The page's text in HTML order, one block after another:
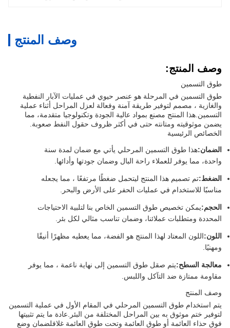
وصف المنتج
وصف المنتج:
طوق التسمين
طوق التسمين في المرحلة هو عنصر حيوي في عمليات الآبار النفطية
والغازية ، مصمم لتوفير طريقة آمنة وفعالة لعزل المراحل أثناء عملية
التسمين.هذا المنتج مصنع بمواد عالية الجودة وتكنولوجيا متقدمة، مما
يضمن موثوقيته ومتانته حتى في أكثر ظروف حقول النفط صعوبة.
الخصائص الرئيسية
الضمان:هذا طوق التسمين المرحلي يأتي مع ضمان لمدة سنة
واحدة، مما يوفر للعملاء راحة البال وضمان جودتها وأدائها.
الضغط:تم تصميم هذا المنتج ليتحمل ضغطًا مرتفعًا ، مما يجعله
مناسبًا للاستخدام في عمليات الحفر على الأرض والبحر.
الحجم:يمكن تخصيص طوق التسمين الخاص بنا لتلبية الاحتياجات
المحددة ومتطلبات عملائنا، وضمان تناسب مثالي لكل بئر.
اللون:اللون المعتاد لهذا المنتج هو الفضة، مما يعطيه مظهرًا أنيقًا
ومهنيًا.
معالجة السطح:يتم صقل طوق التسمين إلى نهاية ناعمة ، مما يوفر
مقاومة ممتازة ضد التآكل واللبس.
وصف المنتج
يتم استخدام طوق التسمين المرحلي في المقام الأول في عملية التسمين
لتوفير ختم موثوق به بين المراحل المختلفة من البئر.عادة ما يتم تثبيتها
فوق حذاء العائمة أو طوق العائمة وتحت طوق العائمة غلافلضمان وضع